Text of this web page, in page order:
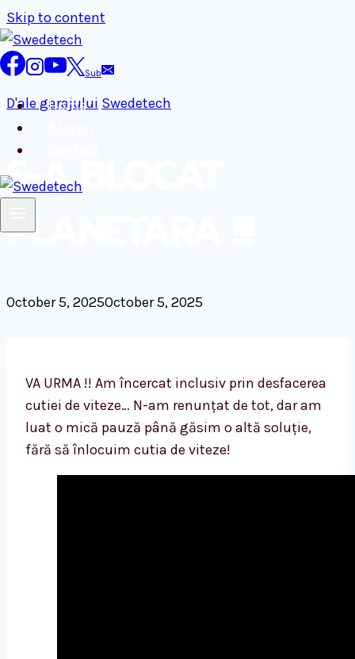
Skip to content
Sub
Home
D'ale garajului Swedetech
S-A BLOCAT
PLANETARA !!!
October 5, 2025October 5, 2025
VA URMA !! Am încercat inclusiv prin desfacerea
cutiei de viteze… N-am renunțat de tot, dar am
luat o mică pauză până găsim o altă soluție,
fără să înlocuim cutia de viteze!